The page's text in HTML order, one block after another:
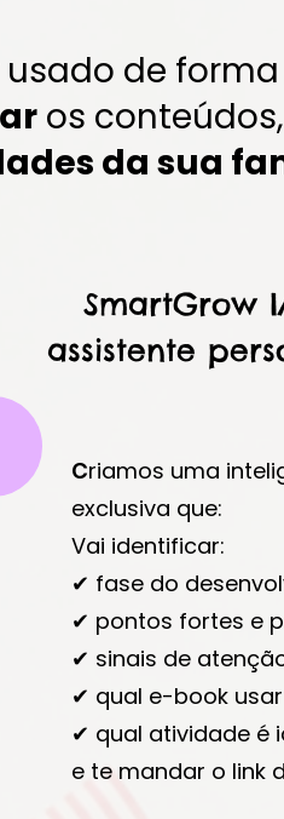
de forma
os
da sua
SmartGrow
assistente
Criamos uma
exclusiva que:
Vai identificar:
✔ fase do
✔ pontos fortes e
✔ sinais de
✔ qual e-book usar
✔ qual atividade é
e te mandar o link